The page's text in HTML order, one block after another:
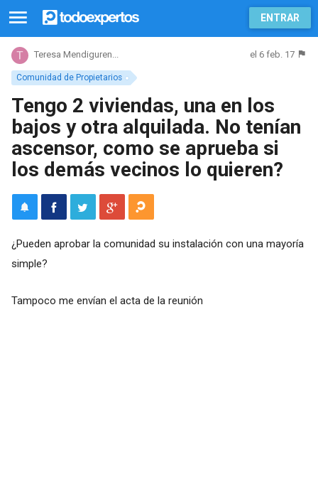
ENTRAR
Comunidad de Propietarios
Teresa Mendiguren... el 6 feb. 17
Tengo 2 viviendas, una en los
bajos y otra alquilada. No tenían
ascensor, como se aprueba si
los demás vecinos lo quieren?
¿Pueden aprobar la comunidad su instalación con una mayoría
simple?
Tampoco me envían el acta de la reunión